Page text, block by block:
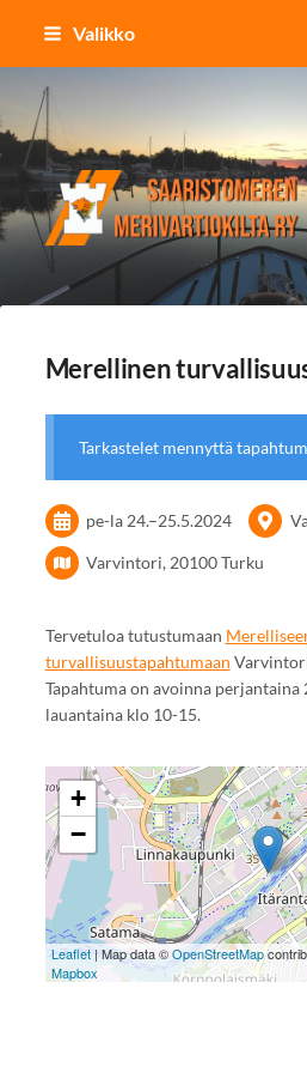
Siirry
Valikko
Merellinen
Tarkastelet mennyttä
pe-la 24.–25.5.2024
Varvintori, 20100 Turku
Tervetuloa tutustumaan
turvallisuustapahtumaan
Tapahtuma on avoinna perjantaina
lauantaina klo 10-15.
+
−
Leaflet| Map data ©OpenStreetMap
Mapbox